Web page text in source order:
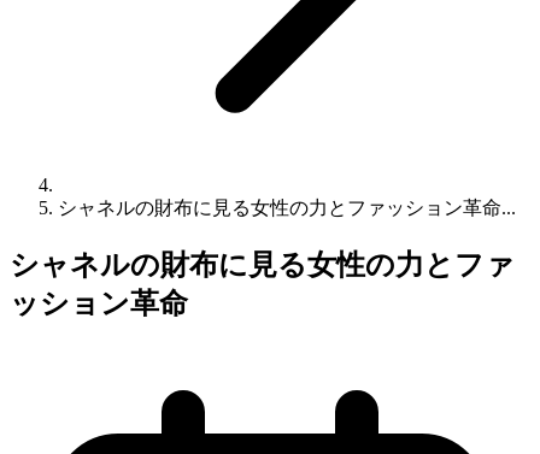
シャネルの財布に見る女性の力とファッション革命...
シャネルの財布に見る女性の力とファ
ッション革命